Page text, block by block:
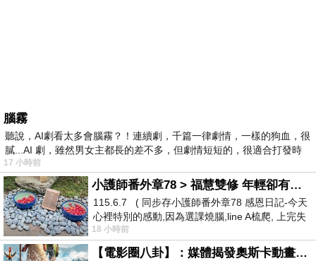
腦霧
聽說，AI劇看太多會腦霧？！連續劇，千篇一律劇情，一樣的狗血，很
膩...AI 劇，雖然男女主都長的差不多，但劇情短短的，很適合打發時
17 小時前
小護師番外章78 > 福慧雙修 年輕卻有個老靈魂 ㄑ金剛經〉podcast
115.6.7 ( 同步存小護師番外章78 感恩日記-今天
心裡特別的感動,因為選課燒腦,line A梳爬, 上完失
智課的她,特來傾
18 小時前
【電影圈八卦】：媒體揭發奧斯卡動畫項目投票醜聞！好萊塢為什麼看不起動畫電影？